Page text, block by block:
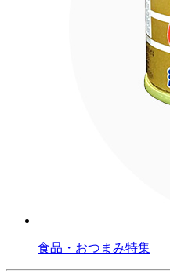
食品・おつまみ特集